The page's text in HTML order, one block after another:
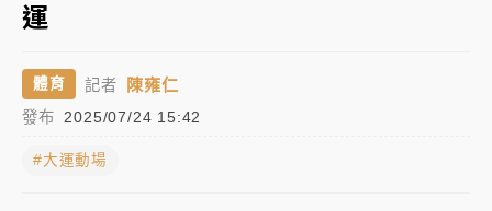
白海豚逼近！北市水門只出不進 未移置車輛最高罰
4800＋拖吊費
油價持續凍漲！ 中油宣布下周一汽柴油價格維持不變
路鷹架倒塌壓2車
▼
運
體育 記者 陳雍仁
發布 2025/07/24 15:42
#大運動場